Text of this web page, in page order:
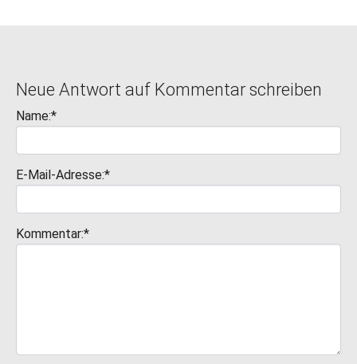
Neue Antwort auf Kommentar schreiben
Name:*
E-Mail-Adresse:*
Kommentar:*